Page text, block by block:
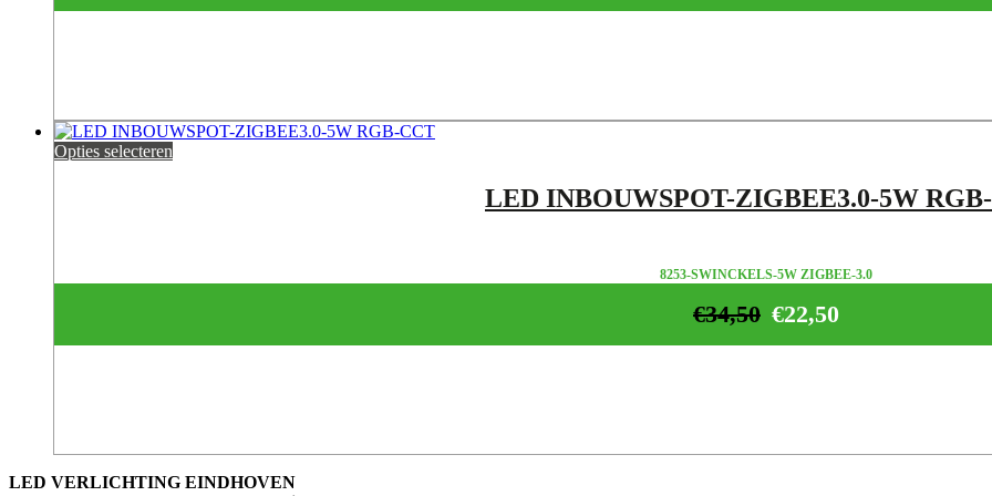
Opties selecteren
LED INBOUWSPOT-ZIGBEE3.0-5W
8253-SWINCKELS-5W ZIGBEE-3.0
€22,50
€34,50
LED VERLICHTING EINDHOVEN